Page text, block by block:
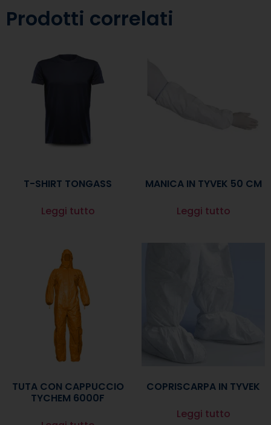
Prodotti correlati
T-SHIRT TONGASS
Leggi tutto
MANICA IN TYVEK 50 CM
Leggi tutto
TUTA CON CAPPUCCIO
TYCHEM 6000F
COPRISCARPA IN TYVEK
Leggi tutto